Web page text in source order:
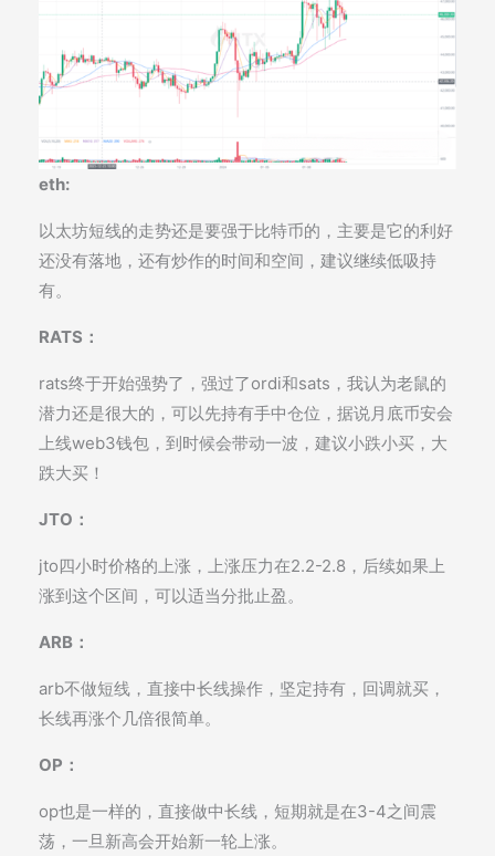
eth:
以太坊短线的走势还是要强于比特币的，主要是它的利好
还没有落地，还有炒作的时间和空间，建议继续低吸持
有。
RATS：
rats终于开始强势了，强过了ordi和sats，我认为老鼠的
潜力还是很大的，可以先持有手中仓位，据说月底币安会
上线web3钱包，到时候会带动一波，建议小跌小买，大
跌大买！
JTO：
jto四小时价格的上涨，上涨压力在2.2-2.8，后续如果上
涨到这个区间，可以适当分批止盈。
ARB：
arb不做短线，直接中长线操作，坚定持有，回调就买，
长线再涨个几倍很简单。
OP：
op也是一样的，直接做中长线，短期就是在3-4之间震
荡，一旦新高会开始新一轮上涨。